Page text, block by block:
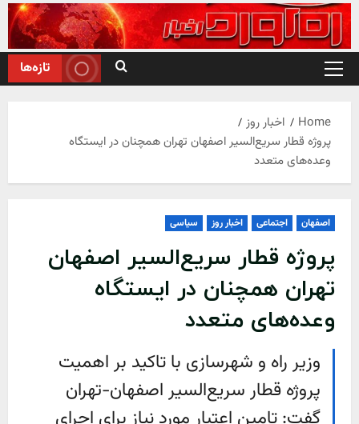
Skip
to
content
Primary
تازه‌ها
Home
اخبار روز
پروژه قطار سریع‌السیر اصفهان تهران همچنان در ایستگاه
وعده‌های متعدد
اصفهان اجتماعی اخبار روز سیاسی
پروژه قطار سریع‌السیر اصفهان
تهران همچنان در ایستگاه
وعده‌های متعدد
وزیر راه و شهرسازی با تاکید بر اهمیت
پروژه قطار سریع‌السیر اصفهان-تهران